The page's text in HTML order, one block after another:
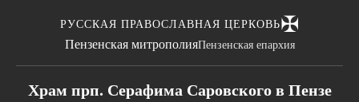
РУССКАЯ ПРАВОСЛАВНАЯ ЦЕРКОВЬ✠
Пензенская митрополияПензенская епархия
Храм прп. Серафима Саровского в Пензе